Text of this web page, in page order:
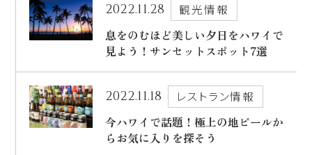
2022.11.28
観光情報
息をのむほど美しい夕日をハワイで
見よう！サンセットスポット7選
2022.11.18
レストラン情報
今ハワイで話題！極上の地ビールか
らお気に入りを探そう
CLOSE
シェラトン プリンセス・カイウラニ
シェラトン・マウイ・リゾート&スパ